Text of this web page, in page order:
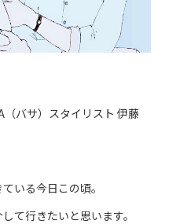
バサ）スタイリスト 伊藤
いる今日この頃。
て行きたいと思います。